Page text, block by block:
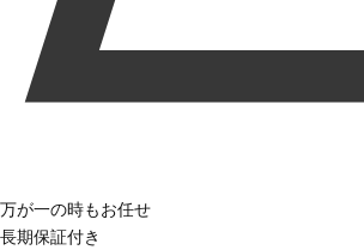
万が一の時もお任せ
長期保証付き